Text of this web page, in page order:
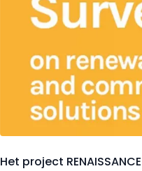
Het project